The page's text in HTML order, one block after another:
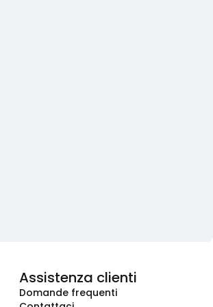
Assistenza clienti
Domande frequenti